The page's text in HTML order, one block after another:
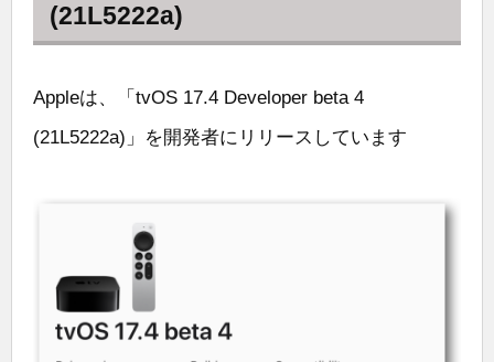
(21L5222a)
Appleは、「tvOS 17.4 Developer beta 4
(21L5222a)」を開発者にリリースしています